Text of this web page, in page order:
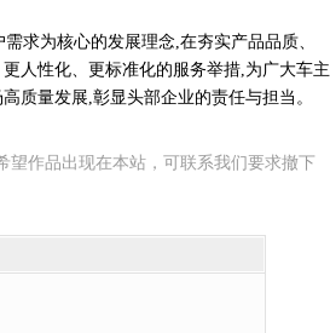
求为核心的发展理念,在夯实产品品质、
人性化、更标准化的服务举措,为广大车主
质量发展,彰显头部企业的责任与担当。
望作品出现在本站，可联系我们要求撤下